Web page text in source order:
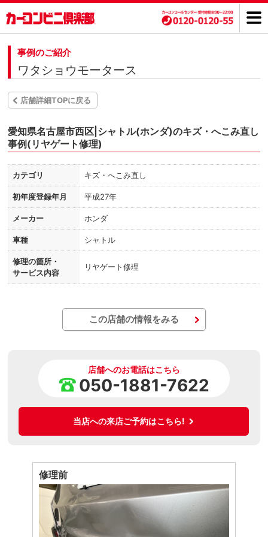
事例のご紹介
ワタショウモータース
店舗詳細TOPに戻る
愛知県名古屋市西区|シャトル(ホンダ)のキズ・へこみ直し
事例(リヤゲート修理)
カテゴリ キズ・へこみ直し
初年度登録年月 平成27年
メーカー ホンダ
車種 シャトル
修理の箇所・
サービス内容
リヤゲート修理
この店舗の情報をみる
店舗へのお電話はこちら
050-1881-7622
当店への来店ご予約はこちら!
修理前